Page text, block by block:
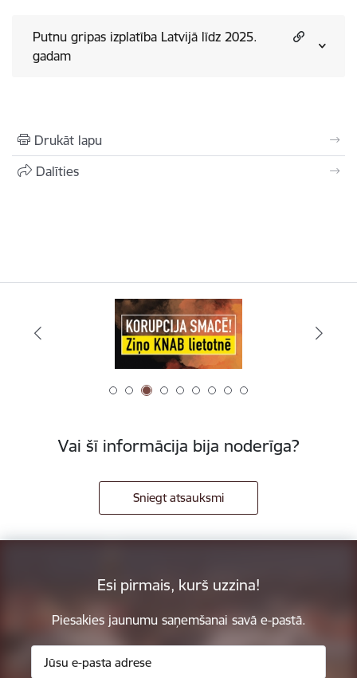
Putnu gripas izplatība Latvijā līdz 2025.
gadam
Drukāt lapu
Dalīties
Vai šī informācija bija noderīga?
Sniegt atsauksmi
Esi pirmais, kurš uzzina!
Piesakies jaunumu saņemšanai savā e-pastā.